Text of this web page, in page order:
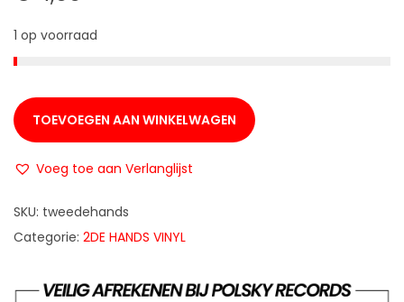
1 op voorraad
TOEVOEGEN AAN WINKELWAGEN
Voeg toe aan Verlanglijst
SKU: tweedehands
Categorie: 2DE HANDS VINYL